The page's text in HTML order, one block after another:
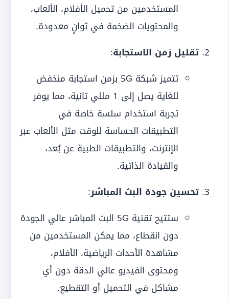
المستخدمين من تحميل الأفلام، الألعاب،
والمحتويات الضخمة في ثوانٍ معدودة.
تقليل زمن الاستجابة:
تتميز شبكة 5G بزمن استجابة منخفض
للغاية يصل إلى 1 مللي ثانية، مما يوفر
تجربة استخدام سلسة خاصة في
التطبيقات الحساسة للوقت مثل الألعاب عبر
الإنترنت، والتطبيقات الطبية عن بُعد،
والقيادة الذاتية.
تحسين جودة البث المباشر:
ستتيح تقنية 5G البث المباشر عالي الجودة
دون انقطاع، مما يمكن المستخدمين من
مشاهدة الأحداث الرياضية، الأفلام،
ومحتوى الفيديو عالي الدقة دون أي
مشاكل في التحميل أو التقطيع.